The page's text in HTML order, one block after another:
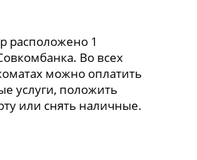
расположено 1
Во всех
можно оплатить
услуги, положить
или снять наличные.